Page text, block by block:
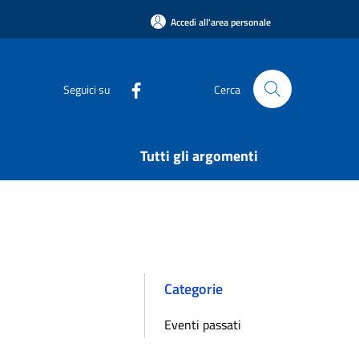
Accedi all'area personale
Seguici su Cerca
Tutti gli argomenti
Categorie
Eventi passati